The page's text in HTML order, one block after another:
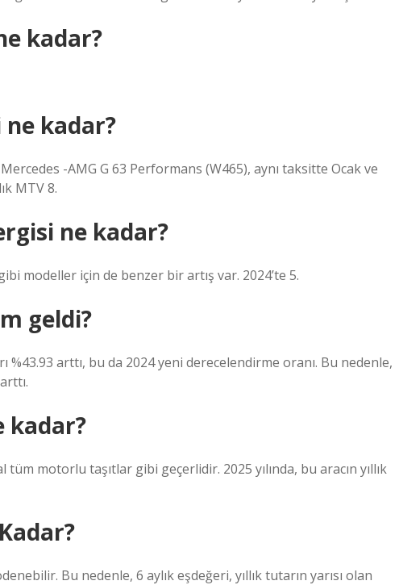
kadar?
ne kadar?
-AMG G 63 Performans (W465), aynı taksitte Ocak ve
MTV 8.
ne kadar?
modeller için de benzer bir artış var. 2024’te 5.
geldi?
arttı, bu da 2024 yeni derecelendirme oranı. Bu nedenle,
kadar?
motorlu taşıtlar gibi geçerlidir. 2025 yılında, bu aracın yıllık
Bu nedenle, 6 aylık eşdeğeri, yıllık tutarın yarısı olan